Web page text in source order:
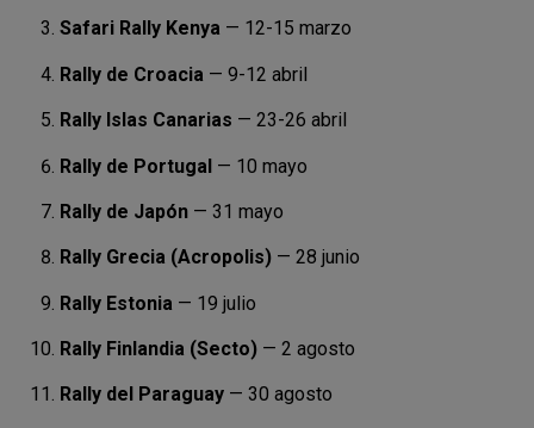
Safari Rally Kenya — 12-15 marzo
Rally de Croacia — 9-12 abril
Rally Islas Canarias — 23-26 abril
Rally de Portugal — 10 mayo
Rally de Japón — 31 mayo
Rally Grecia (Acropolis) — 28 junio
Rally Estonia — 19 julio
Rally Finlandia (Secto) — 2 agosto
Rally del Paraguay — 30 agosto